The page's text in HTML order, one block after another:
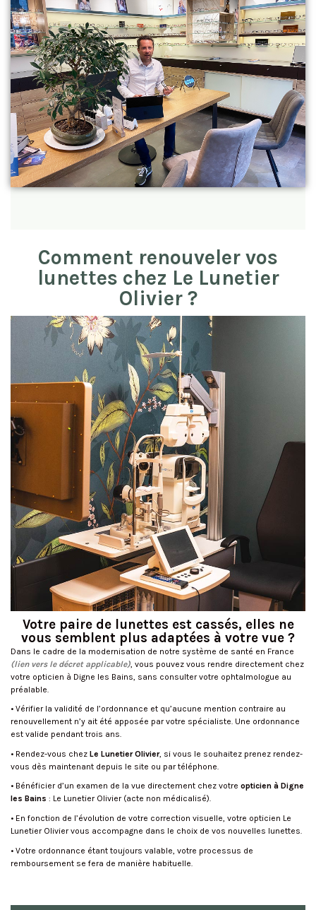
Comment renouveler vos
lunettes chez Le Lunetier
Olivier ?
Votre paire de lunettes est cassés, elles ne
vous semblent plus adaptées à votre vue ?
Dans le cadre de la modernisation de notre système de santé en France
(lien vers le décret applicable) , vous pouvez vous rendre directement chez
votre opticien à Digne les Bains, sans consulter votre ophtalmologue au
préalable.
• Vérifier la validité de l’ordonnance et qu’aucune mention contraire au
renouvellement n’y ait été apposée par votre spécialiste. Une ordonnance
est valide pendant trois ans.
• Rendez-vous chez Le Lunetier Olivier, si vous le souhaitez prenez rendez-
vous dès maintenant depuis le site ou par téléphone.
• Bénéficier d’un examen de la vue directement chez votre opticien à Digne
les Bains : Le Lunetier Olivier (acte non médicalisé).
• En fonction de l’évolution de votre correction visuelle, votre opticien Le
Lunetier Olivier vous accompagne dans le choix de vos nouvelles lunettes.
• Votre ordonnance étant toujours valable, votre processus de
remboursement se fera de manière habituelle.